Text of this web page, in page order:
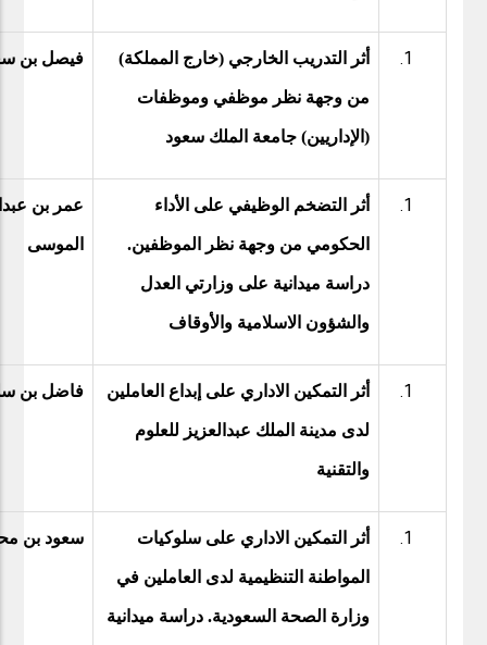
أثر التدريب الخارجي (خارج المملكة)
من وجهة نظر موظفي وموظفات
(الإداريين) جامعة الملك سعود
فيصل بن
أثر التضخم الوظيفي على الأداء
الحكومي من وجهة نظر الموظفين.
دراسة ميدانية على وزارتي العدل
والشؤون الاسلامية والأوقاف
عمر بن
الموسى
أثر التمكين الاداري على إبداع العاملين
لدى مدينة الملك عبدالعزيز للعلوم
والتقنية
فاضل بن
أثر التمكين الاداري على سلوكيات
المواطنة التنظيمية لدى العاملين في
وزارة الصحة السعودية. دراسة ميدانية
سعود بن